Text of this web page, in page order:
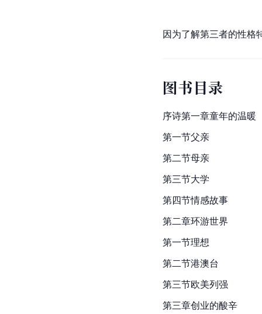
因为了解第三者的性格
图书目录
序诗第一章童年的温暖
第一节父亲
第二节母亲
第三节大学
第四节情感故事
第二章环游世界
第一节理想
第二节港澳台
第三节欧美列强
第三章创业的酸辛